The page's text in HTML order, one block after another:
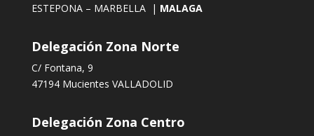
ESTEPONA – MARBELLA | MALAGA
Delegación Zona Norte
C/ Fontana, 9
47194 Mucientes VALLADOLID
Delegación Zona Centro